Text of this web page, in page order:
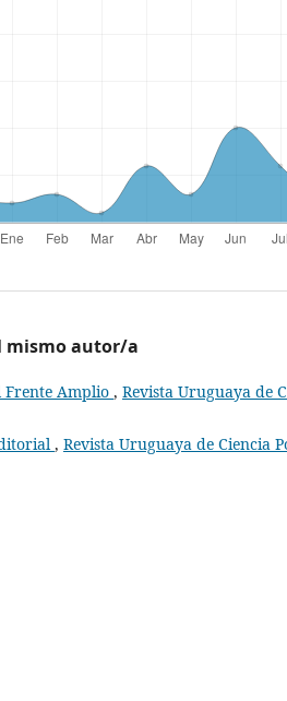
mismo autor/a
Frente Amplio , Revista Uruguaya de
, Revista Uruguaya de Ciencia